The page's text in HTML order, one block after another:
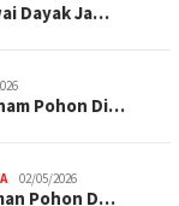
Dayak Ja…
Pohon Di…
02/05/2026
Pohon D…